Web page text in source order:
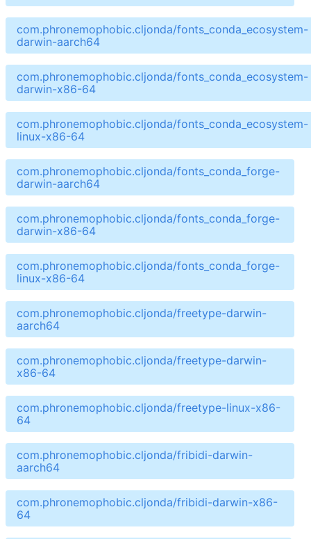
com.phronemophobic.cljonda/fonts_conda_ecosystem-
darwin-aarch64
com.phronemophobic.cljonda/fonts_conda_ecosystem-
darwin-x86-64
com.phronemophobic.cljonda/fonts_conda_ecosystem-
linux-x86-64
com.phronemophobic.cljonda/fonts_conda_forge-
darwin-aarch64
com.phronemophobic.cljonda/fonts_conda_forge-
darwin-x86-64
com.phronemophobic.cljonda/fonts_conda_forge-
linux-x86-64
com.phronemophobic.cljonda/freetype-darwin-
aarch64
com.phronemophobic.cljonda/freetype-darwin-
x86-64
com.phronemophobic.cljonda/freetype-linux-x86-
64
com.phronemophobic.cljonda/fribidi-darwin-
aarch64
com.phronemophobic.cljonda/fribidi-darwin-x86-
64